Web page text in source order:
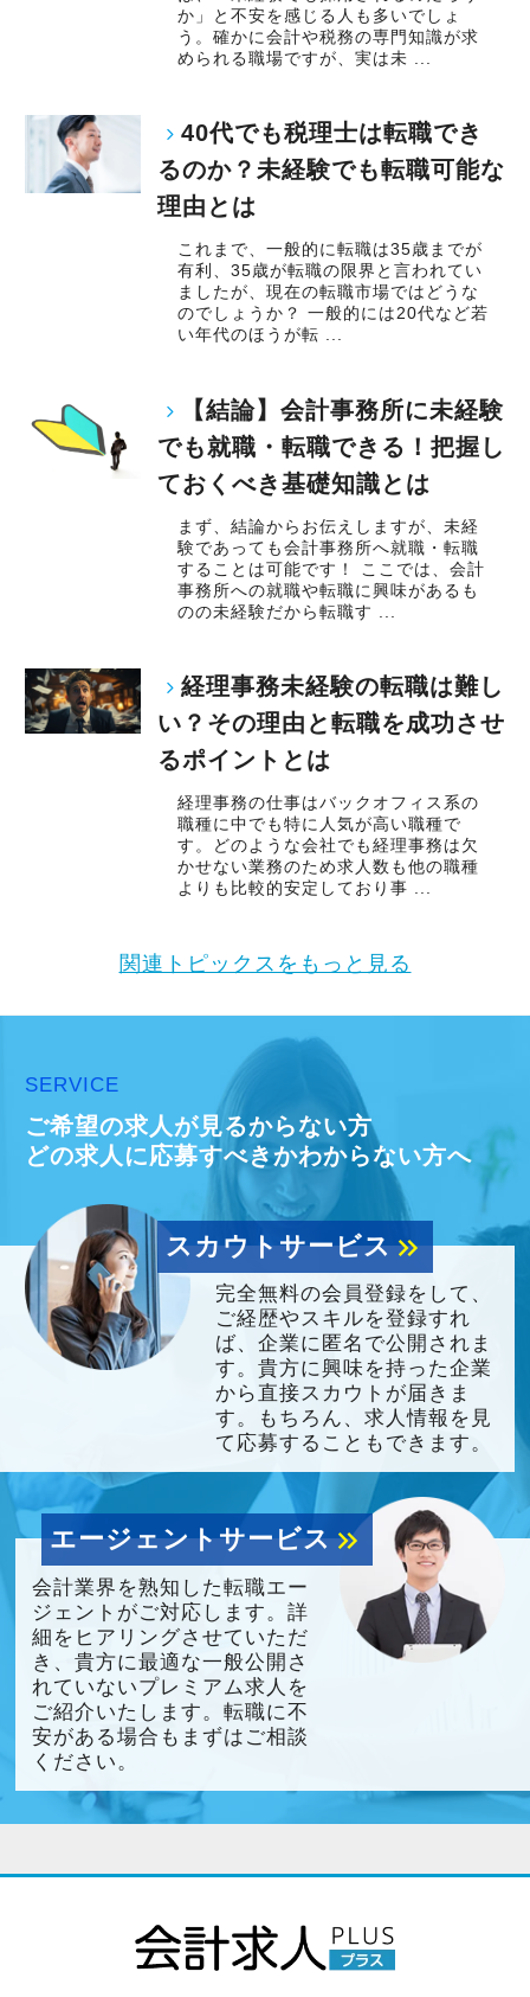
か」と不安を感じる人も多いでしょ
う。確かに会計や税務の専門知識が求
められる職場ですが、実は未 ...
40代でも税理士は転職でき
るのか？未経験でも転職可能な
理由とは
これまで、一般的に転職は35歳までが
有利、35歳が転職の限界と言われてい
ましたが、現在の転職市場ではどうな
のでしょうか？ 一般的には20代など若
い年代のほうが転 ...
【結論】会計事務所に未経験
でも就職・転職できる！把握し
ておくべき基礎知識とは
まず、結論からお伝えしますが、未経
験であっても会計事務所へ就職・転職
することは可能です！ ここでは、会計
事務所への就職や転職に興味があるも
のの未経験だから転職す ...
経理事務未経験の転職は難し
い？その理由と転職を成功させ
るポイントとは
経理事務の仕事はバックオフィス系の
職種に中でも特に人気が高い職種で
す。どのような会社でも経理事務は欠
かせない業務のため求人数も他の職種
よりも比較的安定しており事 ...
関連トピックスをもっと見る
SERVICE
ご希望の求人が見るからない方
どの求人に応募すべきかわからない方へ
スカウトサービスkeyboard_double_arrow_right
完全無料の会員登録をして、
ご経歴やスキルを登録すれ
ば、企業に匿名で公開されま
す。貴方に興味を持った企業
から直接スカウトが届きま
す。もちろん、求人情報を見
て応募することもできます。
エージェントサービスkeyboard_double_arrow_right
会計業界を熟知した転職エー
ジェントがご対応します。詳
細をヒアリングさせていただ
き、貴方に最適な一般公開さ
れていないプレミアム求人を
ご紹介いたします。転職に不
安がある場合もまずはご相談
ください。